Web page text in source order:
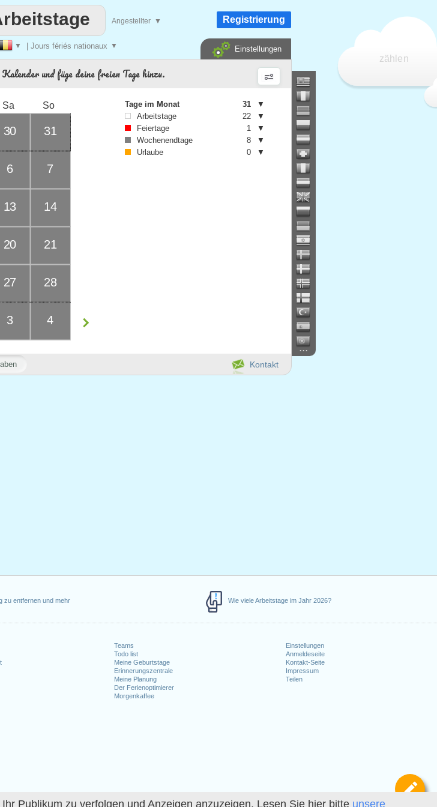
Publikum zu verfolgen und Anzeigen anzuzeigen. Lesen Sie hier bitte unsere
zu entfernen und mehr Wie viele Arbeitstage im Jahr 2026?
Teams
Todo list
Meine Geburtstage
Erinnerungszentrale
Meine Planung
Der Ferienoptimierer
Morgenkaffee
Einstellungen
Anmeldeseite
Kontakt-Seite
Impressum
Teilen
zählen
▼ | Jours fériés nationaux ▼
Angestellter ▼ Registrierung
Einstellungen
...
Kontakt
und füge deine freien Tage hinzu.
Sa So
30 31
6 7
13 14
20 21
27 28
3 4
Tage im Monat 31
▼
Arbeitstage
22
▼
Feiertage
1
▼
Wochenendtage
8
▼
Urlaube
0 ▼